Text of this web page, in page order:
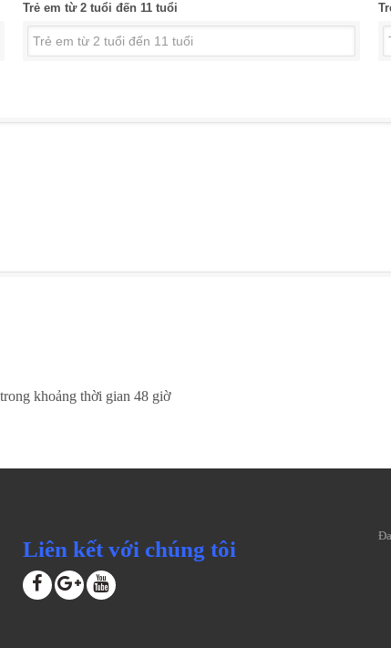
Trẻ em từ 2 tuổi đến 11 tuổi
khoảng thời gian 48 giờ
Liên kết với chúng tôi